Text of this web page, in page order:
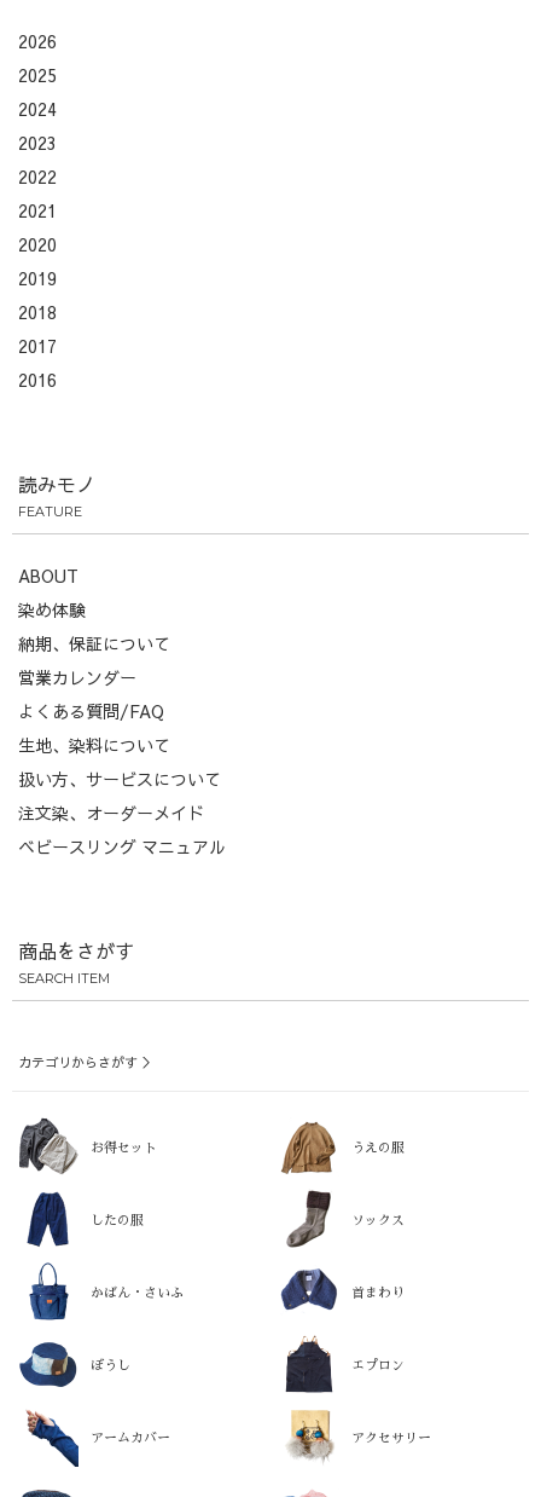
2026
2025
2024
2023
2022
2021
2020
2019
2018
2017
2016
読みモノ
FEATURE
ABOUT
染め体験
納期、保証について
営業カレンダー
よくある質問/FAQ
生地、染料について
扱い方、サービスについて
注文染、オーダーメイド
ベビースリング マニュアル
商品をさがす
SEARCH ITEM
カテゴリからさがす ＞
お得セット うえの服
したの服 ソックス
かばん・さいふ 首まわり
ぼうし エプロン
アームカバー アクセサリー